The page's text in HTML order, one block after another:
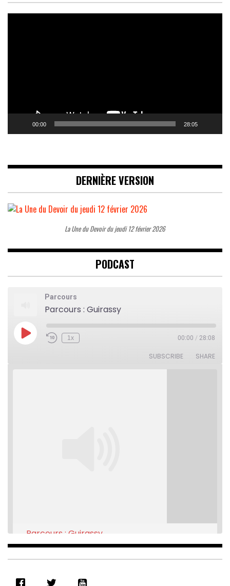
00:00 28:05
DERNIÈRE VERSION
La Une du Devoir du jeudi 12 février 2026
PODCAST
Parcours
Parcours : Guirassy
Play
Episode
Rewind
1x 00:00 / 28:08
SUBSCRIBE SHARE
RSS FEED
Parcours : Guirassy
Feb 16, 2021 • 28:08